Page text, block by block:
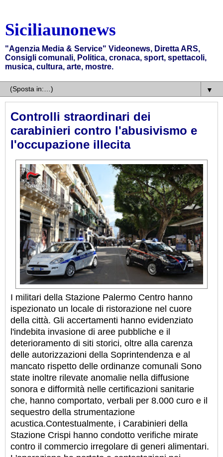
Siciliaunonews
"Agenzia Media & Service" Videonews, Diretta ARS,
Consigli comunali, Politica, cronaca, sport, spettacoli,
musica, cultura, arte, mostre.
▼
Controlli straordinari dei
carabinieri contro l'abusivismo e
l'occupazione illecita
I militari della Stazione Palermo Centro hanno
ispezionato un locale di ristorazione nel cuore
della città. Gli accertamenti hanno evidenziato
l'indebita invasione di aree pubbliche e il
deterioramento di siti storici, oltre alla carenza
delle autorizzazioni della Soprintendenza e al
mancato rispetto delle ordinanze comunali Sono
state inoltre rilevate anomalie nella diffusione
sonora e difformità nelle certificazioni sanitarie
che, hanno comportato, verbali per 8.000 curo e il
sequestro della strumentazione
acustica.Contestualmente, i Carabinieri della
Stazione Crispi hanno condotto verifiche mirate
contro il commercio irregolare di generi alimentari.